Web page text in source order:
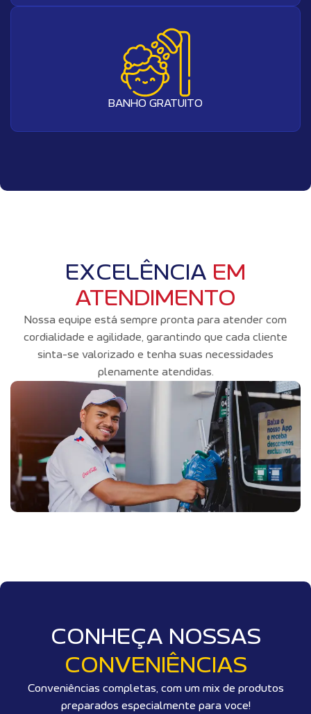
BANHO GRATUITO
EXCELÊNCIA EM
ATENDIMENTO
Nossa equipe está sempre pronta para atender com
cordialidade e agilidade, garantindo que cada cliente
sinta-se valorizado e tenha suas necessidades
plenamente atendidas.
CONHEÇA NOSSAS
CONVENIÊNCIAS
Conveniências completas, com um mix de produtos
preparados especialmente para voce!